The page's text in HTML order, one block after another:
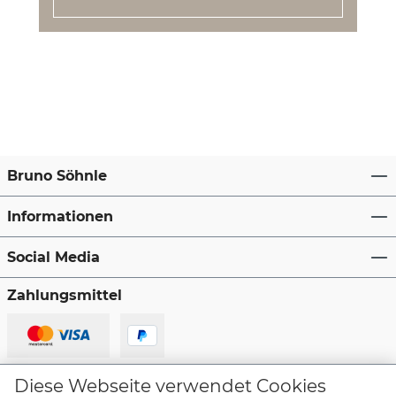
Bruno Söhnle
Informationen
Social Media
Zahlungsmittel
Lieferanten
Diese Webseite verwendet Cookies